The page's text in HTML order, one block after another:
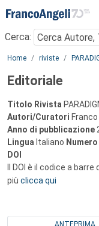
Menu
Cerca:
Main content
Home riviste
Editoriale
Titolo Rivista
Autori/Curatori
Anno di pubblicazione
Lingua Italiano
DOI
Il DOI è il codice a
più clicca qui
ANTEPRIMA